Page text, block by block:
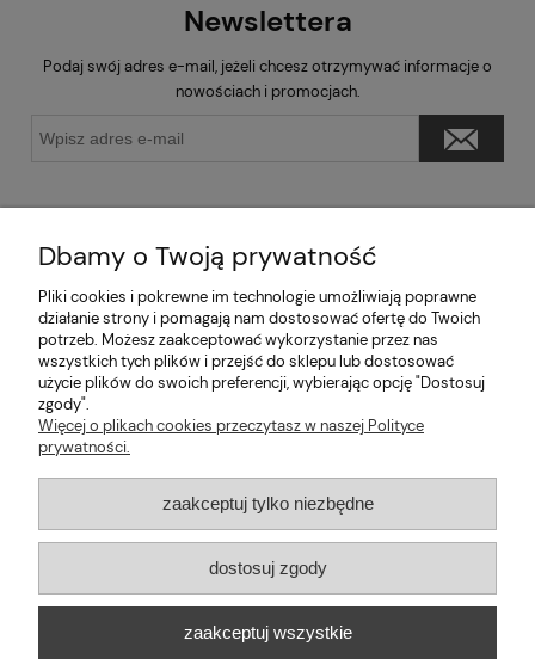
Newslettera
Podaj swój adres e-mail, jeżeli chcesz otrzymywać informacje o
nowościach i promocjach.
Pomoc
Moje konto
Informacje
2026 © mabaje
Sklep internetowy Shoper Premium
Tel.:534736451| NIP: 6772370993 REGON:
122658200
Dbamy o Twoją prywatność
Pliki cookies i pokrewne im technologie umożliwiają poprawne
działanie strony i pomagają nam dostosować ofertę do Twoich
potrzeb. Możesz zaakceptować wykorzystanie przez nas
wszystkich tych plików i przejść do sklepu lub dostosować
użycie plików do swoich preferencji, wybierając opcję "Dostosuj
zgody".
Więcej o plikach cookies przeczytasz w naszej Polityce
prywatności.
zaakceptuj tylko niezbędne
dostosuj zgody
zaakceptuj wszystkie